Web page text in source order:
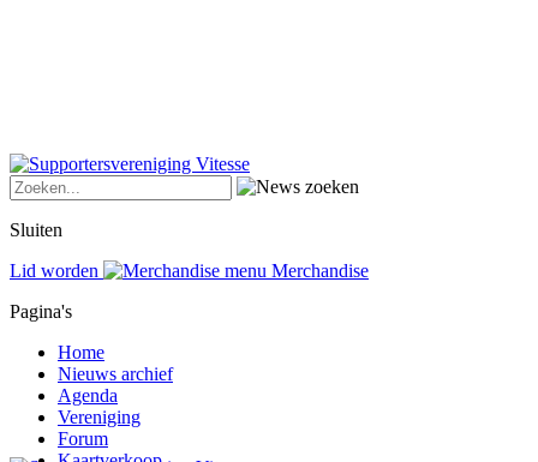
Sluiten
Lid worden
Merchandise
Pagina's
Home
Nieuws archief
Agenda
Vereniging
Forum